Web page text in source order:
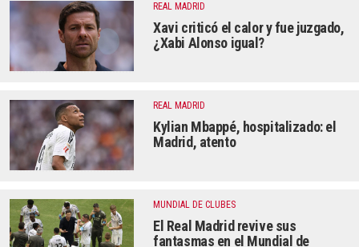
REAL MADRID
Xavi criticó el calor y fue juzgado,
¿Xabi Alonso igual?
REAL MADRID
Kylian Mbappé, hospitalizado: el
Madrid, atento
MUNDIAL DE CLUBES
El Real Madrid revive sus
fantasmas en el Mundial de